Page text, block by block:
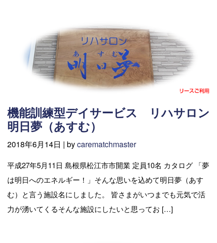
機能訓練型デイサービス リハサロン
明日夢（あすむ）
2018年6月14日 | bycarematchmaster
平成27年5月11日 島根県松江市市開業 定員10名 カタログ 「夢
は明日へのエネルギー！」そんな思いを込めて明日夢（あす
む）と言う施設名にしました。 皆さまがいつまでも元気で活
力が湧いてくるそんな施設にしたいと思ってお […]